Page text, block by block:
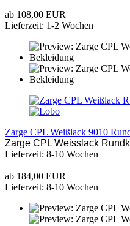
ab 108,00 EUR
Lieferzeit: 1-2 Wochen
Zarge CPL Weißlack 9010
Zarge CPL Weisslack
Lieferzeit: 8-10 Wochen
ab 184,00 EUR
Lieferzeit: 8-10 Wochen